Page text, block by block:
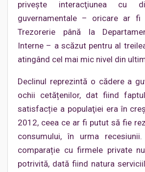
privește interacţiunea cu
guvernamentale – oricare ar fi
Trezorerie până la
Interne – a scăzut pentru al
atingând cel mai mic nivel din
Declinul reprezintă o cădere a
ochii cetățenilor, dat fiind
satisfacție a populaţiei era în
2012, ceea ce ar fi putut să fie
consumului, în urma
comparație cu firmele private
potrivită, dată fiind natura